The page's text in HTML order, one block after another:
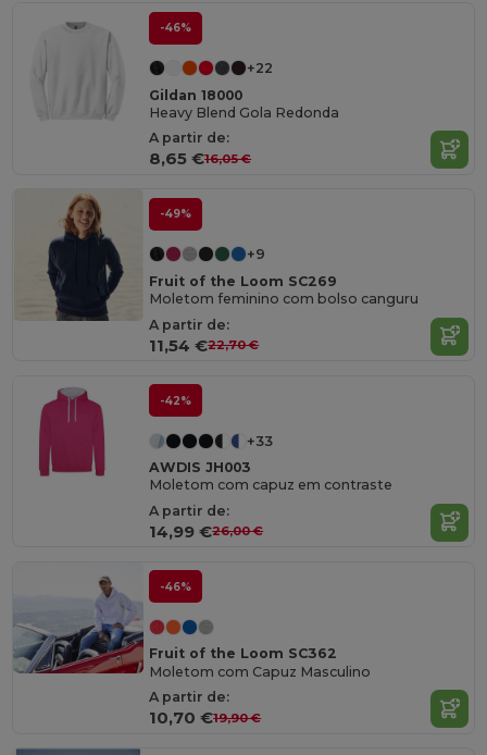
-46%
+22
Gildan 18000
Heavy Blend Gola Redonda
A partir de:
8,65 €16,05 €
-49%
+9
Fruit of the Loom SC269
Moletom feminino com bolso canguru
A partir de:
11,54 €22,70 €
-42%
+33
AWDIS JH003
Moletom com capuz em contraste
A partir de:
14,99 €26,00 €
-46%
Fruit of the Loom SC362
Moletom com Capuz Masculino
A partir de:
10,70 €19,90 €